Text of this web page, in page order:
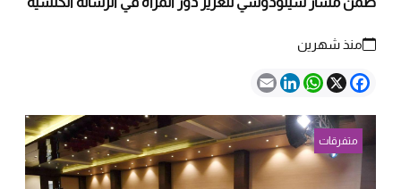
منذ شهرين
Facebook
X
WhatsApp
LinkedIn
Email
متفرقات